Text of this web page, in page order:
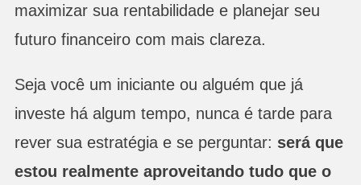
maximizar sua rentabilidade e planejar seu
futuro financeiro com mais clareza.
Seja você um iniciante ou alguém que já
investe há algum tempo, nunca é tarde para
rever sua estratégia e se perguntar: será que
estou realmente aproveitando tudo que o